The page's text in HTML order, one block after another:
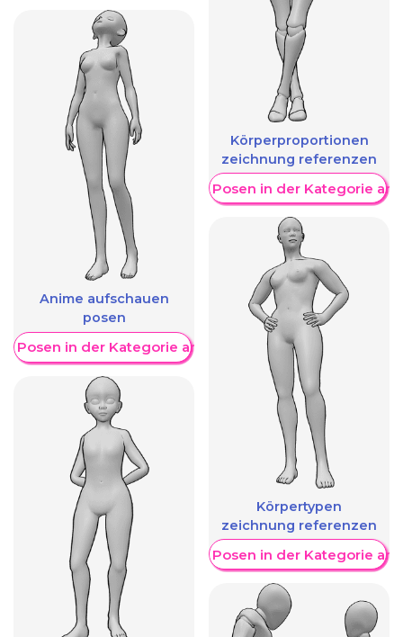
Anime aufschauen
posen
Posen in der Kategorie anzeigen
Körperproportionen
zeichnung referenzen
Weitere Posen in der Kategorie
Körpertypen
zeichnung referenzen
Weitere Posen in der Kategorie